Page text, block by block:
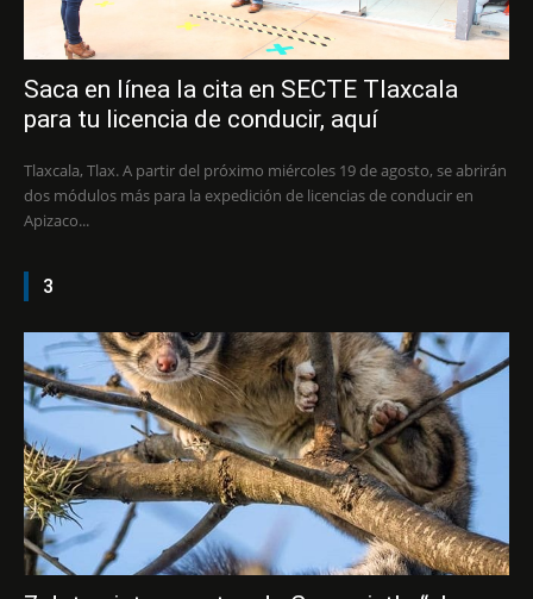
Saca en línea la cita en SECTE Tlaxcala
para tu licencia de conducir, aquí
Tlaxcala, Tlax. A partir del próximo miércoles 19 de agosto, se abrirán
dos módulos más para la expedición de licencias de conducir en
Apizaco...
3